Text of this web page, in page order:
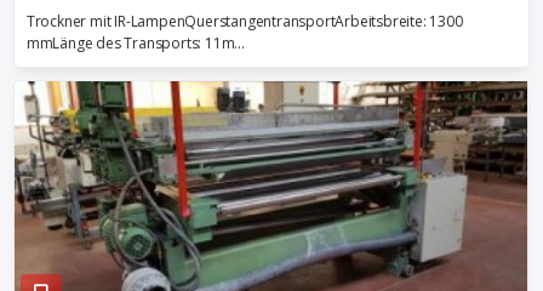
Trockner mit IR-LampenQuerstangentransportArbeitsbreite: 1300
mmLänge des Transports: 11m...